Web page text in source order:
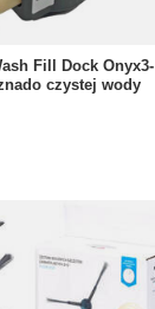
Fill Dock Onyx3-
czystej wody